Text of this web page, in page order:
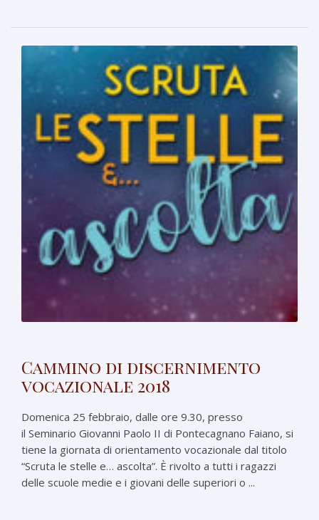
Cammino di discernimento
vocazionale 2018
Domenica 25 febbraio, dalle ore 9.30, presso
il Seminario Giovanni Paolo II di Pontecagnano Faiano, si
tiene la giornata di orientamento vocazionale dal titolo
“Scruta le stelle e… ascolta”. È rivolto a tutti i ragazzi
delle scuole medie e i giovani delle superiori o ...